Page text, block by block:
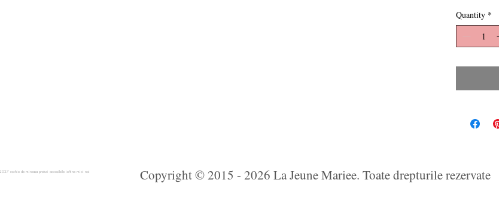
Quantity *
rochie de mireasa preturi accesibile ieftine mici noi Copyright © 2015 - 2026 La Jeune Mariee. Toate drepturile rezervate